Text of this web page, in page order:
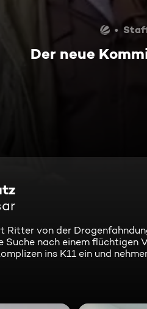
Der neue
Ritter von der
nach einem flüchtigen
ins K11 ein und